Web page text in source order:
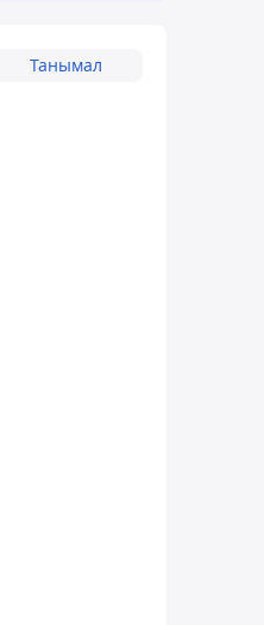
Танымал